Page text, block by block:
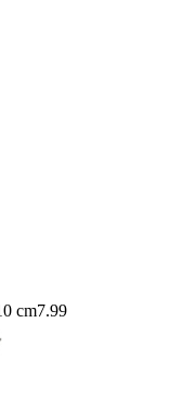
cm7.99